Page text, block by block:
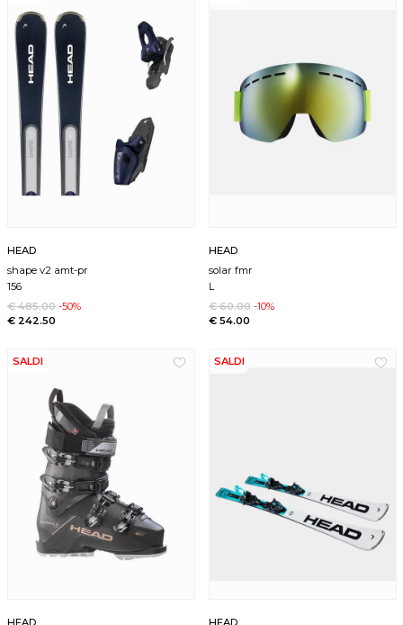
HEAD
shape v2 amt-pr
156
€ 485.00 -50%
€ 242.50
HEAD
solar fmr
L
€ 60.00 -10%
€ 54.00
SALDI
HEAD
SALDI
HEAD